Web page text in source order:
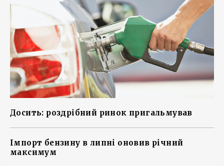
Досить: роздрібний ринок пригальмував
Імпорт бензину в липні оновив річний
максимум